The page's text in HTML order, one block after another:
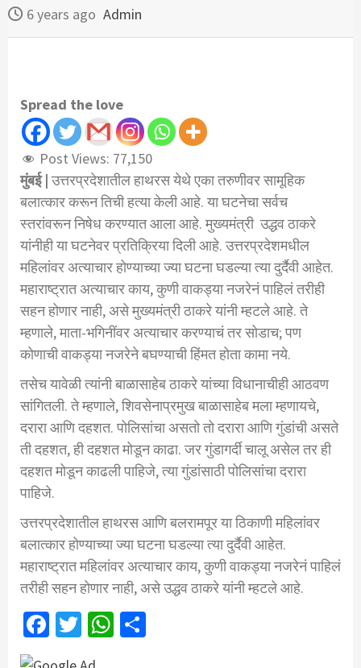
6 years ago Admin
Spread the love
Post Views: 77,150
मुंबई |उत्तरप्रदेशातील हाथरस येथे एका तरुणीवर सामूहिक
बलात्कार करून तिची हत्या केली आहे. या घटनेचा सर्वच
स्तरांवरून निषेध करण्यात आला आहे. मुख्यमंत्री उद्धव ठाकरे
यांनीही या घटनेवर प्रतिक्रिया दिली आहे. उत्तरप्रदेशमधील
महिलांवर अत्याचार होण्याच्या ज्या घटना घडल्या त्या दुर्दैवी आहेत.
महाराष्ट्रात अत्याचार काय, कुणी वाकड्या नजरेनं पाहिलं तरीही
सहन होणार नाही, असे मुख्यमंत्री ठाकरे यांनी म्हटले आहे. ते
म्हणाले, माता-भगिनींवर अत्याचार करण्याचं तर सोडाच; पण
कोणाची वाकड्या नजरेने बघण्याची हिंमत होता कामा नये.
तसेच यावेळी त्यांनी बाळासाहेब ठाकरे यांच्या विधानाचीही आठवण
सांगितली. ते म्हणाले, शिवसेनाप्रमुख बाळासाहेब मला म्हणायचे,
दरारा आणि दहशत. पोलिसांचा असतो तो दरारा आणि गुंडांची असते
ती दहशत, ही दहशत मोडून काढा. जर गुंडागर्दी चालू असेल तर ही
दहशत मोडून काढली पाहिजे, त्या गुंडांसाठी पोलिसांचा दरारा
पाहिजे.
उत्तरप्रदेशातील हाथरस आणि बलरामपूर या ठिकाणी महिलांवर
बलात्कार होण्याच्या ज्या घटना घडल्या त्या दुर्दैवी आहेत.
महाराष्ट्रात महिलांवर अत्याचार काय, कुणी वाकड्या नजरेनं पाहिलं
तरीही सहन होणार नाही, असे उद्धव ठाकरे यांनी म्हटले आहे.
Facebook
TwitterWhatsApp